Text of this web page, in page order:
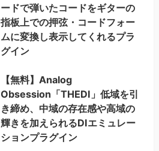
ードで弾いたコードをギターの
指板上での押弦・コードフォー
ムに変換し表示してくれるプラ
グイン
【無料】Analog
Obsession「THEDI」低域を引
き締め、中域の存在感や高域の
輝きを加えられるDIエミュレー
ションプラグイン